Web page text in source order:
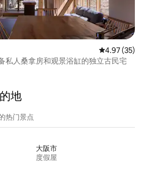
平均评分
4.97 (35)
私人桑拿房和观景浴缸的独立古民宅
地
热门景点
大阪市
度假屋